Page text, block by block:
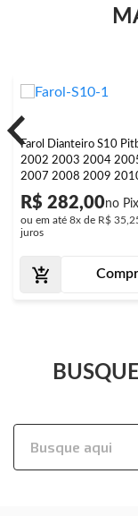
Farol Dianteiro S10
2002 2003 2004
2007 2008 2009
Máscara Negra
R$ 282,00
ou em até 8x de R$
juros